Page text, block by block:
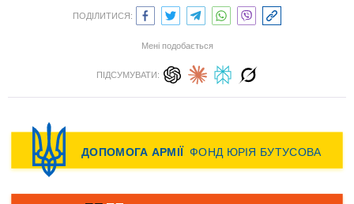
ПОДІЛИТИСЯ:
Мені подобається
ПІДСУМУВАТИ: